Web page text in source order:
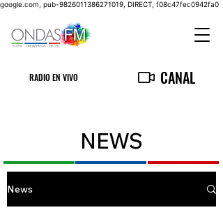
google.com, pub-9826011386271019, DIRECT, f08c47fec0942fa0
RADIO EN VIVO CANAL
NEWS
News